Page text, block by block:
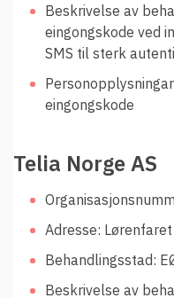
Beskrivelse av
eingongskode ved
SMS til sterk
eingongskode
Telia Norge AS
Adresse:
Behandlingsstad:
Beskrivelse av